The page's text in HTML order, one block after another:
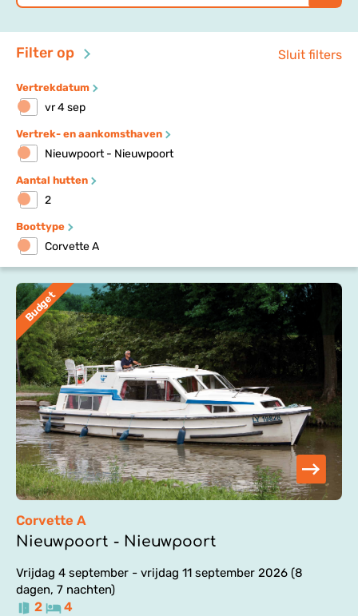
Filter op Sluit filters
Vertrekdatum
vr 4 sep
Vertrek- en aankomsthaven
Nieuwpoort - Nieuwpoort
Aantal hutten
2
Boottype
Corvette A
Budget
Corvette A
Nieuwpoort - Nieuwpoort
Vrijdag 4 september - vrijdag 11 september 2026 (8
dagen, 7 nachten)
2 4